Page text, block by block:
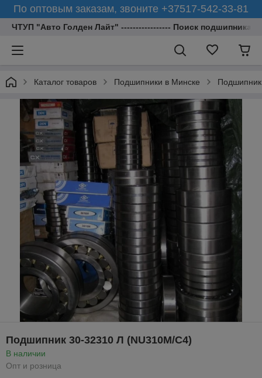
По оптовым заказам, звоните +37517-542-33-81
ЧТУП "Авто Голден Лайт" ----------------- Поиск подшипника
Каталог товаров Подшипники в Минске
Подшипник 30-32310 Л (NU310M/C4)
В наличии
Опт и розница